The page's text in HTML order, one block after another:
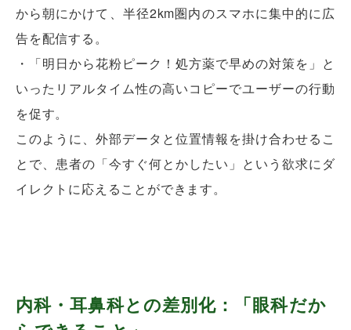
から朝にかけて、半径2km圏内のスマホに集中的に広
告を配信する。
・「明日から花粉ピーク！処方薬で早めの対策を」と
いったリアルタイム性の高いコピーでユーザーの行動
を促す。
このように、外部データと位置情報を掛け合わせるこ
とで、患者の「今すぐ何とかしたい」という欲求にダ
イレクトに応えることができます。
内科・耳鼻科との差別化：「眼科だか